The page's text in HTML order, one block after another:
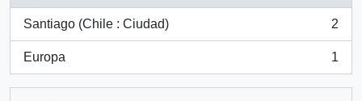
Santiago (Chile : Ciudad)
, 2 results
2
Europa
, 1 results
1